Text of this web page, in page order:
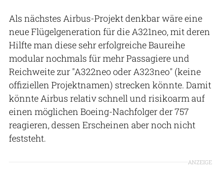
Als nächstes Airbus-Projekt denkbar wäre eine
neue Flügelgeneration für die A321neo, mit deren
Hilfte man diese sehr erfolgreiche Baureihe
modular nochmals für mehr Passagiere und
Reichweite zur "A322neo oder A323neo" (keine
offiziellen Projektnamen) strecken könnte. Damit
könnte Airbus relativ schnell und risikoarm auf
einen möglichen Boeing-Nachfolger der 757
reagieren, dessen Erscheinen aber noch nicht
feststeht.
ANZEIGE